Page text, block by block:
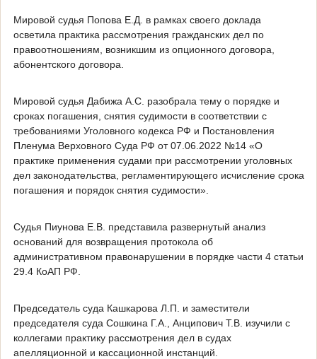
Мировой судья Попова Е.Д. в рамках своего доклада
осветила практика рассмотрения гражданских дел по
правоотношениям, возникшим из опционного договора,
абонентского договора.
Мировой судья Дабижа А.С. разобрала тему о порядке и
сроках погашения, снятия судимости в соответствии с
требованиями Уголовного кодекса РФ и Постановления
Пленума Верховного Суда РФ от 07.06.2022 №14 «О
практике применения судами при рассмотрении уголовных
дел законодательства, регламентирующего исчисление срока
погашения и порядок снятия судимости».
Судья Пиунова Е.В. представила развернутый анализ
оснований для возвращения протокола об
административном правонарушении в порядке части 4 статьи
29.4 КоАП РФ.
Председатель суда Кашкарова Л.П. и заместители
председателя суда Сошкина Г.А., Анципович Т.В. изучили с
коллегами практику рассмотрения дел в судах
апелляционной и кассационной инстанций.